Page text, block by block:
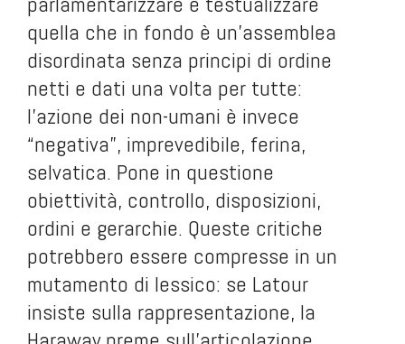
quella che in fondo è un’assemblea
disordinata senza principi di ordine
netti e dati una volta per tutte:
l’azione dei non-umani è invece
“negativa”, imprevedibile, ferina,
selvatica. Pone in questione
obiettività, controllo, disposizioni,
ordini e gerarchie. Queste critiche
potrebbero essere compresse in un
mutamento di lessico: se Latour
insiste sulla rappresentazione, la